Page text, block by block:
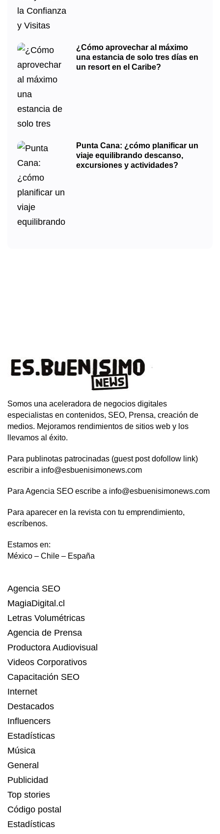
¿Cómo aprovechar al máximo
una estancia de solo tres días en
un resort en el Caribe?
Punta Cana: ¿cómo planificar un
viaje equilibrando descanso,
excursiones y actividades?
Somos una aceleradora de negocios digitales
especialistas en contenidos, SEO, Prensa, creación de
medios. Mejoramos rendimientos de sitios web y los
llevamos al éxito.
Para publinotas patrocinadas (guest post dofollow link)
escribir a info@esbuenisimonews.com
Para Agencia SEO escribe a info@esbuenisimonews.com
Para aparecer en la revista con tu emprendimiento,
escríbenos.
Estamos en:
México – Chile – España
Agencia SEO
MagiaDigital.cl
Letras Volumétricas
Agencia de Prensa
Productora Audiovisual
Videos Corporativos
Capacitación SEO
Internet
Destacados
Influencers
Estadísticas
Música
General
Publicidad
Top stories
Código postal
Estadísticas